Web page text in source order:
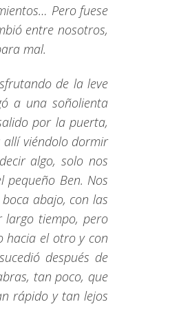
Pero fuese
entre nosotros,
mal.
de la leve
a una soñolienta
por la puerta,
allí viéndolo dormir
algo, solo nos
Ben. Nos
abajo, con las
largo tiempo, pero
hacia el otro y con
después de
tan poco, que
rápido y tan lejos